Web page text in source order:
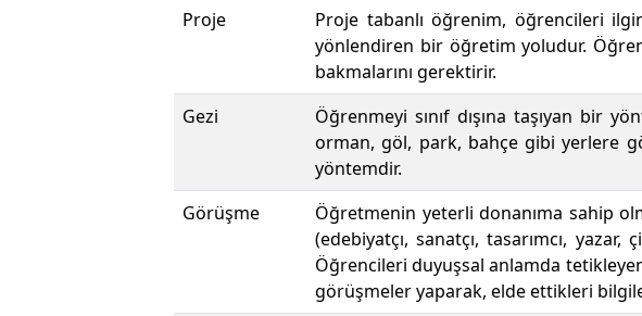
Proje
Proje tabanlı öğrenim, öğrencileri
yönlendiren bir öğretim yoludur.
bakmalarını gerektirir.
Gezi
Öğrenmeyi sınıf dışına taşıyan bir
orman, göl, park, bahçe gibi yerlere
yöntemdir.
Görüşme
Öğretmenin yeterli donanıma sahip
(edebiyatçı, sanatçı, tasarımcı,
Öğrencileri duyuşsal anlamda
görüşmeler yaparak, elde ettikleri